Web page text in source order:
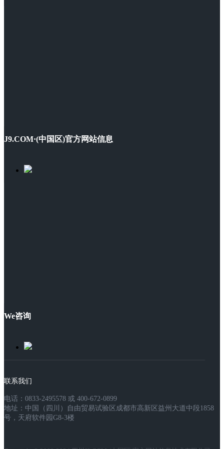
J9.COM·(中国区)官方网站信息
We咨询
联系我们
电话：0833-2495578 或 400-672-0899
地址：中国（四川）自由贸易试验区成都市高新区益州大道中段1858
号，天府软件园G8-3楼